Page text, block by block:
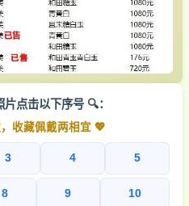
点击以下序号 🔍：
收藏佩戴两相宜 💖
3 4 5
8 9 10